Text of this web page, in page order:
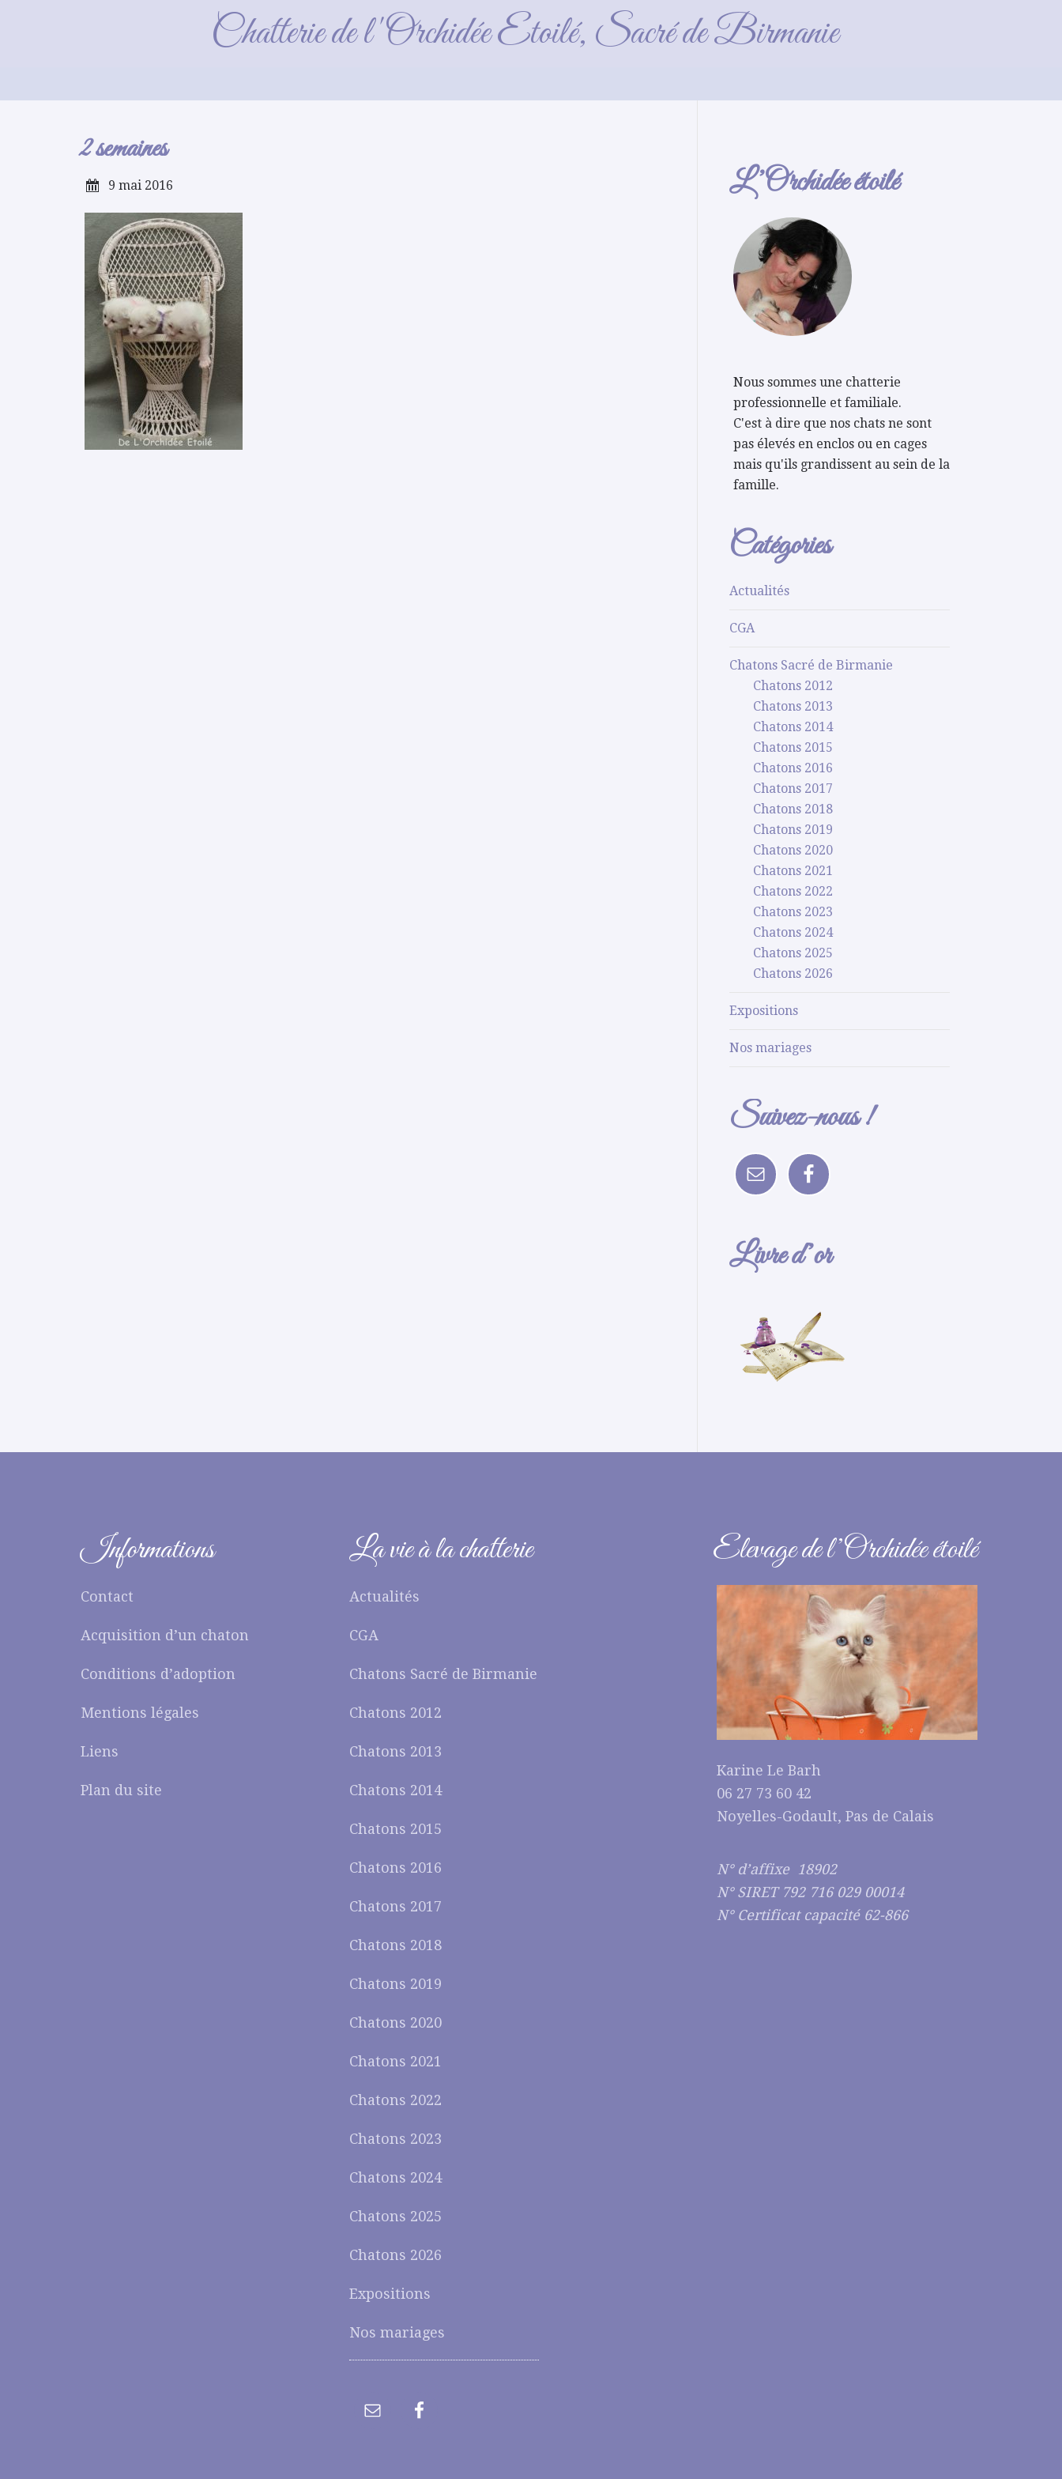
Chatterie de l'Orchidée Etoilé, Sacré de Birmanie
2 semaines
2 semaines
9 mai 2016 L’Orchidée étoilé
Nous sommes une chatterie
professionnelle et familiale.
C'est à dire que nos chats ne sont
pas élevés en enclos ou en cages
mais qu'ils grandissent au sein de la
famille.
Catégories
Actualités
CGA
Chatons Sacré de Birmanie
Chatons 2012
Chatons 2013
Chatons 2014
Chatons 2015
Chatons 2016
Chatons 2017
Chatons 2018
Chatons 2019
Chatons 2020
Chatons 2021
Chatons 2022
Chatons 2023
Chatons 2024
Chatons 2025
Chatons 2026
Expositions
Nos mariages
Suivez-nous !
Livre d’or
Informations
Contact
Acquisition d’un chaton
Conditions d’adoption
Mentions légales
Liens
Plan du site
La vie à la chatterie
Actualités
CGA
Chatons Sacré de Birmanie
Chatons 2012
Chatons 2013
Chatons 2014
Chatons 2015
Chatons 2016
Chatons 2017
Chatons 2018
Chatons 2019
Chatons 2020
Chatons 2021
Chatons 2022
Chatons 2023
Chatons 2024
Chatons 2025
Chatons 2026
Expositions
Nos mariages
Elevage de l’Orchidée étoilé
Karine Le Barh
06 27 73 60 42
Noyelles-Godault, Pas de Calais
N° d’affixe 18902
N° SIRET 792 716 029 00014
N° Certificat capacité 62-866